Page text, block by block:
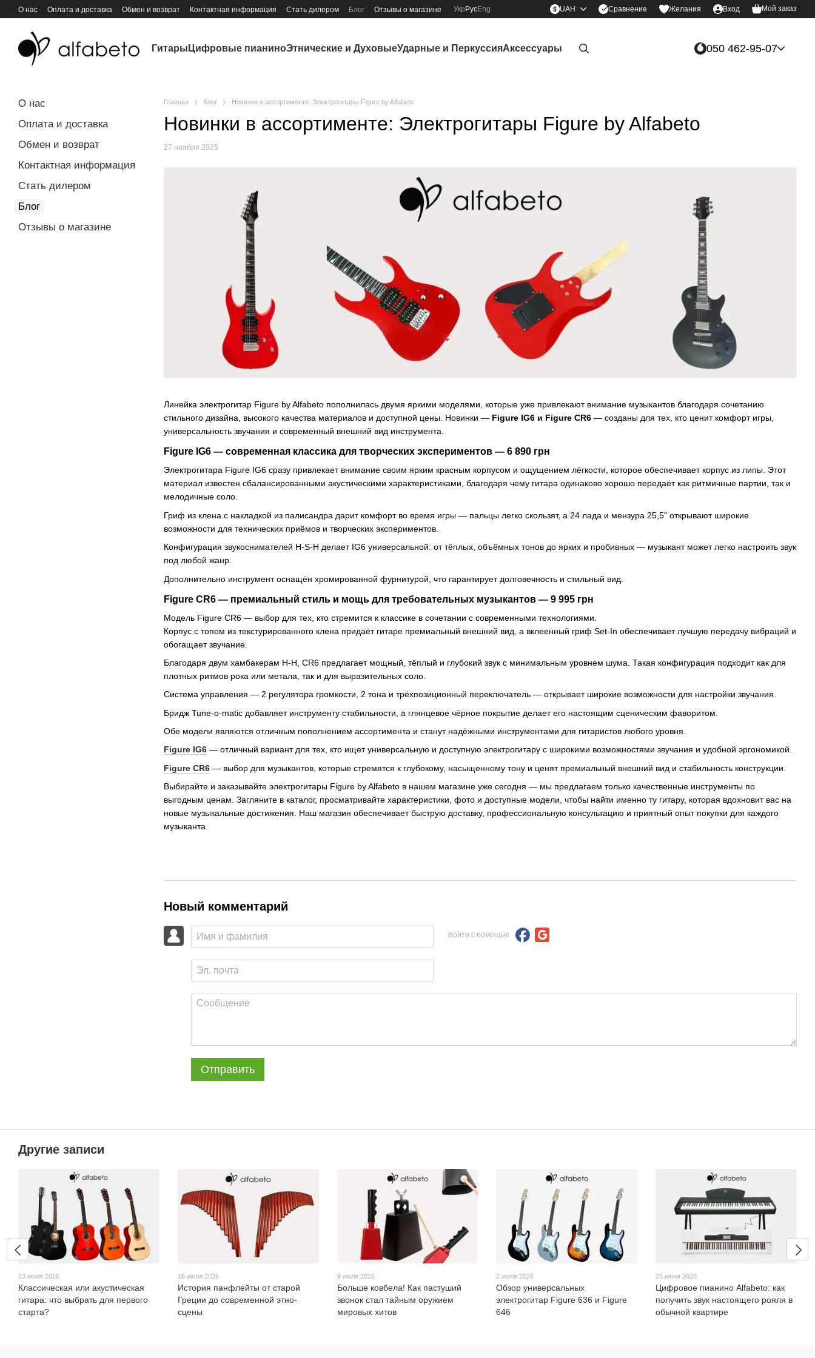
Перейти к основному контенту
О нас Оплата и доставка Обмен и возврат Контактная информация Стать дилером Блог Отзывы о магазине Укр РусEng UAH Сравнение Желания Вход Мой заказ
Гитары Цифровые пианиноЭтнические и ДуховыеУдарные и ПеркуссияАксессуары 050 462-95-07
Главная Блог Новинки в ассортименте: Электрогитары Figure by Alfabeto
Новинки в ассортименте: Электрогитары Figure by Alfabeto
27 ноября 2025
Линейка электрогитар Figure by Alfabeto пополнилась двумя яркими моделями, которые уже привлекают внимание музыкантов благодаря сочетанию
стильного дизайна, высокого качества материалов и доступной цены. Новинки — Figure IG6 и Figure CR6 — созданы для тех, кто ценит комфорт игры,
универсальность звучания и современный внешний вид инструмента.
Figure IG6 — современная классика для творческих экспериментов — 6 890 грн
Электрогитара Figure IG6 сразу привлекает внимание своим ярким красным корпусом и ощущением лёгкости, которое обеспечивает корпус из липы. Этот
материал известен сбалансированными акустическими характеристиками, благодаря чему гитара одинаково хорошо передаёт как ритмичные партии, так и
мелодичные соло.
Гриф из клена с накладкой из палисандра дарит комфорт во время игры — пальцы легко скользят, а 24 лада и мензура 25,5" открывают широкие
возможности для технических приёмов и творческих экспериментов.
Конфигурация звукоснимателей H-S-H делает IG6 универсальной: от тёплых, объёмных тонов до ярких и пробивных — музыкант может легко настроить звук
под любой жанр.
Дополнительно инструмент оснащён хромированной фурнитурой, что гарантирует долговечность и стильный вид.
Figure CR6 — премиальный стиль и мощь для требовательных музыкантов — 9 995 грн
Модель Figure CR6 — выбор для тех, кто стремится к классике в сочетании с современными технологиями.
Корпус с топом из текстурированного клена придаёт гитаре премиальный внешний вид, а вклеенный гриф Set-In обеспечивает лучшую передачу вибраций и
обогащает звучание.
Благодаря двум хамбакерам H-H, CR6 предлагает мощный, тёплый и глубокий звук с минимальным уровнем шума. Такая конфигурация подходит как для
плотных ритмов рока или метала, так и для выразительных соло.
Система управления — 2 регулятора громкости, 2 тона и трёхпозиционный переключатель — открывает широкие возможности для настройки звучания.
Бридж Tune-o-matic добавляет инструменту стабильности, а глянцевое чёрное покрытие делает его настоящим сценическим фаворитом.
Обе модели являются отличным пополнением ассортимента и станут надёжными инструментами для гитаристов любого уровня.
Figure IG6 — отличный вариант для тех, кто ищет универсальную и доступную электрогитару с широкими возможностями звучания и удобной эргономикой.
Figure CR6 — выбор для музыкантов, которые стремятся к глубокому, насыщенному тону и ценят премиальный внешний вид и стабильность конструкции.
Выбирайте и заказывайте электрогитары Figure by Alfabeto в нашем магазине уже сегодня — мы предлагаем только качественные инструменты по
выгодным ценам. Загляните в каталог, просматривайте характеристики, фото и доступные модели, чтобы найти именно ту гитару, которая вдохновит вас на
новые музыкальные достижения. Наш магазин обеспечивает быструю доставку, профессиональную консультацию и приятный опыт покупки для каждого
музыканта.
Новый комментарий
Войти с помощью
Отправить
О нас
Оплата и доставка
Обмен и возврат
Контактная информация
Стать дилером
Блог
Отзывы о магазине
Другие записи
23 июля 2026
Классическая или акустическая
гитара: что выбрать для первого
старта?
16 июля 2026
История панфлейты от старой
Греции до современной этно-
сцены
9 июля 2026
Больше ковбела! Как пастуший
звонок стал тайным оружием
мировых хитов
2 июля 2026
Обзор универсальных
электрогитар Figure 636 и Figure
646
25 июня 2026
Цифровое пианино Alfabeto: как
получить звук настоящего рояля в
обычной квартире